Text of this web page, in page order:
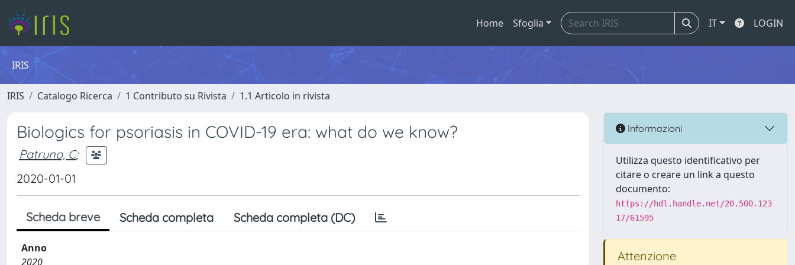
Home Sfoglia IT LOGIN
IRIS
IRIS Catalogo Ricerca 1 Contributo su Rivista 1.1 Articolo in rivista
Biologics for psoriasis in COVID-19 era: what do we know?
Patruno, C;
2020-01-01
Scheda breve Scheda completa Scheda completa (DC)
Anno
2020
Informazioni
Utilizza questo identificativo per
citare o creare un link a questo
documento:
https://hdl.handle.net/20.500.123
17/61595
Attenzione